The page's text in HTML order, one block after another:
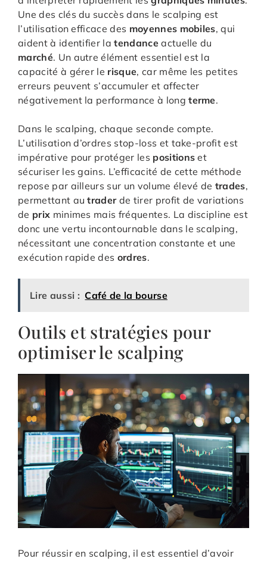
Une des clés du succès dans le scalping est
l’utilisation efficace des moyennes mobiles, qui
aident à identifier latendanceactuelle du
marché. Un autre élément essentiel est la
capacité à gérer le risque, car même les petites
erreurs peuvent s’accumuler et affecter
négativement la performance à longterme.
Dans le scalping, chaque seconde compte.
L’utilisation d’ordres stop-loss et take-profit est
impérative pour protéger les positions et
sécuriser les gains. L’efficacité de cette méthode
repose par ailleurs sur un volume élevé de trades,
permettant autraderde tirer profit de variations
de prix minimes mais fréquentes. La discipline est
donc une vertu incontournable dans le scalping,
nécessitant une concentration constante et une
exécution rapide des ordres.
Lire aussi : Café de la bourse
Outils et stratégies pour
optimiser le scalping
Pour réussir en scalping, il est essentiel d’avoir